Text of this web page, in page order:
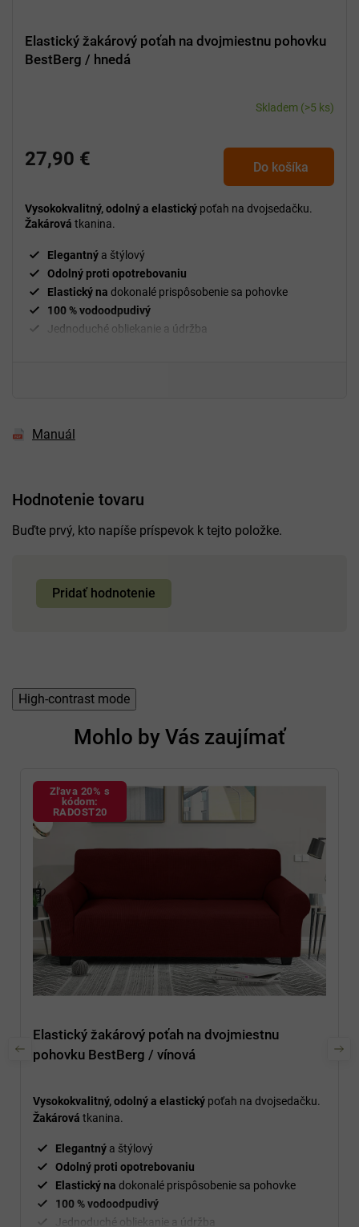
Elastický žakárový poťah na dvojmiestnu pohovku
BestBerg / hnedá
Skladem (>5 ks)
27,90 € Do košíka
Vysokokvalitný, odolný a elastický poťah na dvojsedačku.
Žakárová tkanina.
Elegantný a štýlový
Odolný proti opotrebovaniu
Elastický na dokonalé prispôsobenie sa pohovke
100 % vodoodpudivý
Jednoduché obliekanie a údržba
Manuál
Hodnotenie tovaru
Buďte prvý, kto napíše príspevok k tejto položke.
Pridať hodnotenie
High-contrast mode
Mohlo by Vás zaujímať
Zľava 20% s
kódom:
RADOST20
Elastický žakárový poťah na dvojmiestnu
pohovku BestBerg / vínová
Vysokokvalitný, odolný a elastický poťah na dvojsedačku.
Žakárová tkanina.
Elegantný a štýlový
Odolný proti opotrebovaniu
Elastický na dokonalé prispôsobenie sa pohovke
100 % vodoodpudivý
Jednoduché obliekanie a údržba